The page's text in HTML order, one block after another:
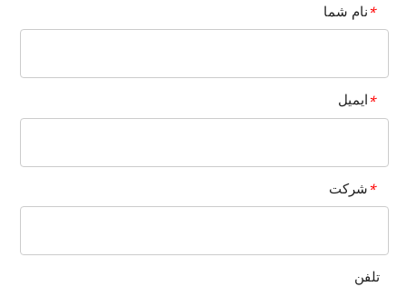
*نام شما
*ایمیل
*شرکت
تلفن